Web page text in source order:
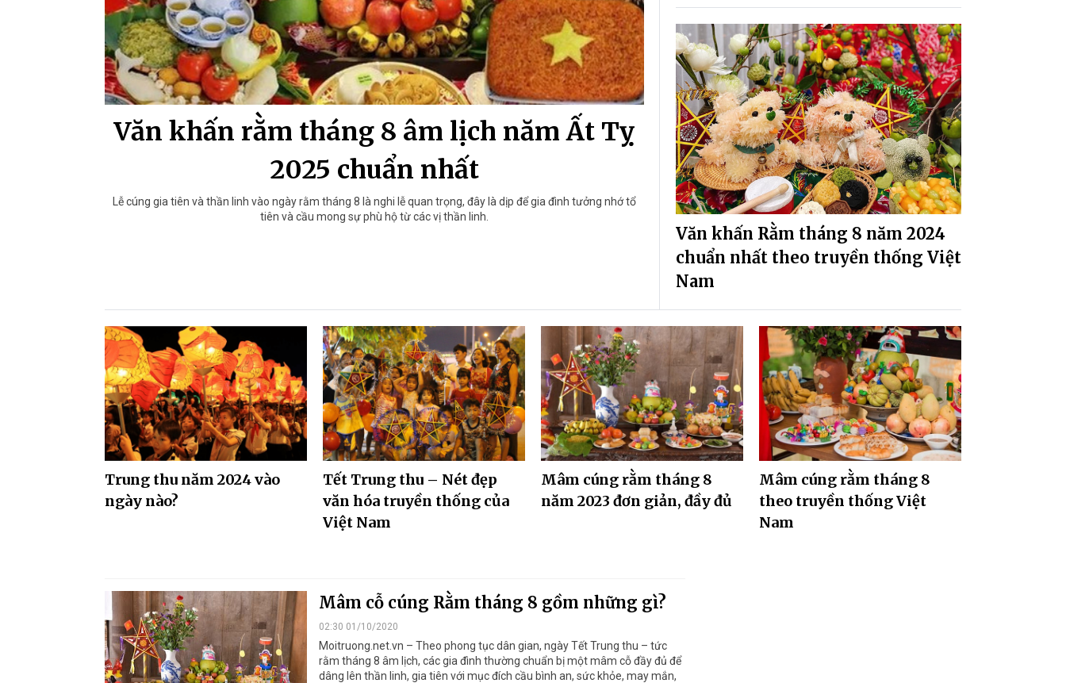
Văn khấn rằm tháng 8 âm lịch năm Ất Tỵ
2025 chuẩn nhất
Lễ cúng gia tiên và thần linh vào ngày rằm tháng 8 là nghi lễ quan trọng, đây là dịp để gia đình tưởng nhớ tổ
tiên và cầu mong sự phù hộ từ các vị thần linh.
Văn khấn Rằm tháng 8 năm 2024
chuẩn nhất theo truyền thống Việt
Nam
Trung thu năm 2024 vào
ngày nào?
Tết Trung thu – Nét đẹp
văn hóa truyền thống của
Việt Nam
Mâm cúng rằm tháng 8
năm 2023 đơn giản, đầy đủ
Mâm cúng rằm tháng 8
theo truyền thống Việt
Nam
Mâm cỗ cúng Rằm tháng 8 gồm những gì?
02:30 01/10/2020
Moitruong.net.vn – Theo phong tục dân gian, ngày Tết Trung thu – tức
rằm tháng 8 âm lịch, các gia đình thường chuẩn bị một mâm cỗ đầy đủ để
dâng lên thần linh, gia tiên với mục đích cầu bình an, sức khỏe, may mắn,